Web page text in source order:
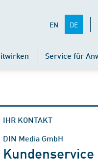
EN DE
Service für
IHR KONTAKT
DIN Media GmbH
Kundenservice